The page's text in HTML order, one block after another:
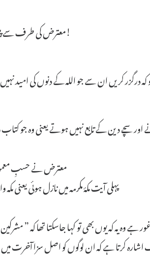
معترض کی طرف سے پیش کیا گیا ترجمہ صحیح نہیں ہے لہذا صحیح ترجمہ دیکھیے!
درگزر کریں ان سے جو اللہ کے دنوں کی امید
سچے دین کے تابع نہیں ہوتے یعنی وہ جو
معترض نے حسبِ
پہلی آیت مکۂ مکرمہ میں نازل ہوئی یعنی
کرتا ہے کہ ان لوگوں کو اصل سزا آخرت